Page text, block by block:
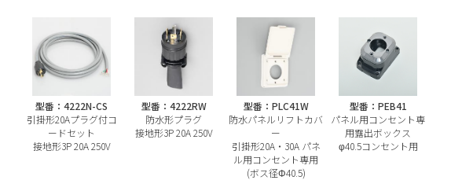
型番：4222N-CS
引掛形20Aプラグ付コ
ードセット
接地形3P 20A 250V
型番：4222RW
防水形プラグ
接地形3P 20A 250V
型番：PLC41W
防水パネルリフトカバ
ー
引掛形20A・30A パネ
ル用コンセント専用
(ボス径Φ40.5)
型番：PEB41
パネル用コンセント専
用露出ボックス
φ40.5コンセント用